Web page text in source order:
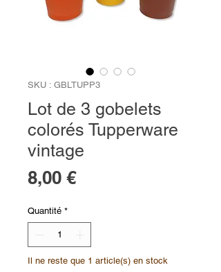
SKU : GBLTUPP3
Lot de 3 gobelets
colorés Tupperware
vintage
8,00 €Prix
Quantité *
Il ne reste que 1 article(s) en stock